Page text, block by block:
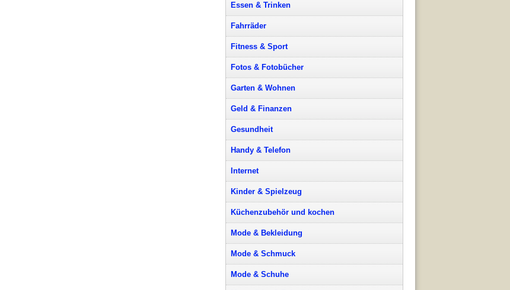
Essen & Trinken
Fahrräder
Fitness & Sport
Fotos & Fotobücher
Garten & Wohnen
Geld & Finanzen
Gesundheit
Handy & Telefon
Internet
Kinder & Spielzeug
Küchenzubehör und kochen
Mode & Bekleidung
Mode & Schmuck
Mode & Schuhe